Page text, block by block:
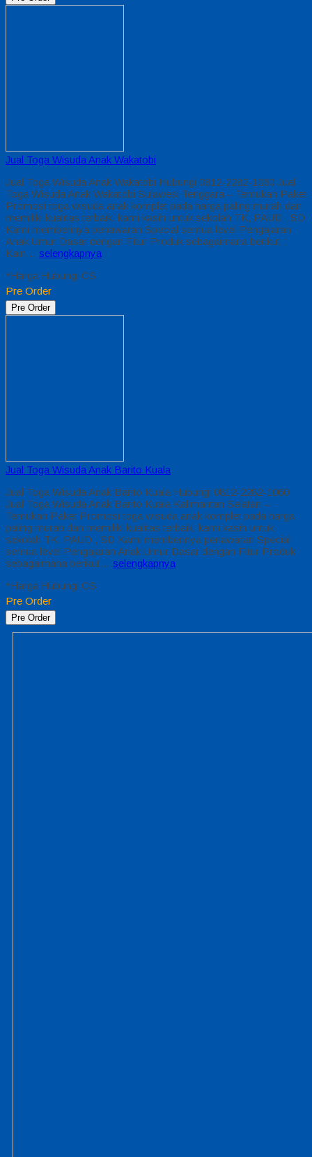
Jual Toga Wisuda Anak Wakatobi
Jual Toga Wisuda Anak Wakatobi Hubungi 0812-2282-1060 Jual
Toga Wisuda Anak Wakatobi Sulawesi Tenggara – Temukan Paket
Promosi toga wisuda anak komplet pada harga paling murah dan
memiliki kualitas terbaik, kami kasih untuk sekolah TK, PAUD , SD
Kami memberinya penawaran Special semua level Pengajaran
Anak Umur Dasar dengan Fitur Produk sebagaimana berikut :
Kain… selengkapnya
*Harga Hubungi CS
Pre Order
Pre Order
Jual Toga Wisuda Anak Barito Kuala
Jual Toga Wisuda Anak Barito Kuala Hubungi 0812-2282-1060
Jual Toga Wisuda Anak Barito Kuala Kalimantan Selatan –
Temukan Paket Promosi toga wisuda anak komplet pada harga
paling murah dan memiliki kualitas terbaik, kami kasih untuk
sekolah TK, PAUD , SD Kami memberinya penawaran Special
semua level Pengajaran Anak Umur Dasar dengan Fitur Produk
sebagaimana berikut… selengkapnya
*Harga Hubungi CS
Pre Order
Pre Order